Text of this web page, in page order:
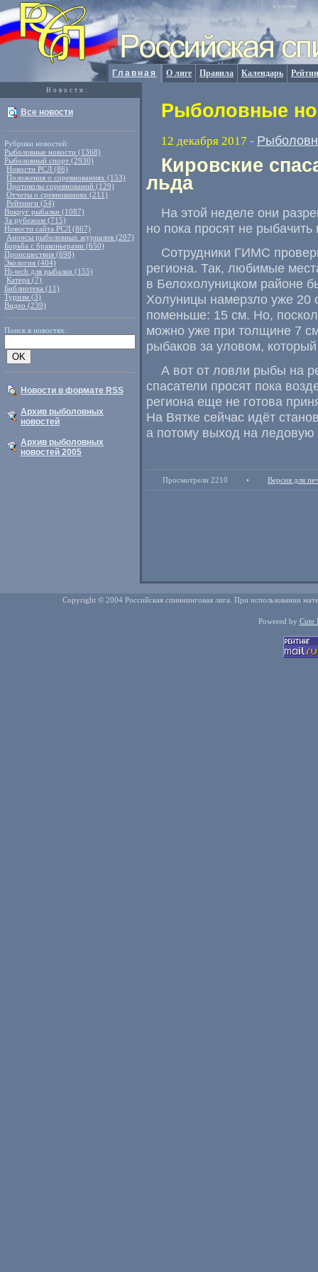
Главная О лиге Правила Календарь
Новости:
Все новости
Рубрики новостей:
Рыболовные новости (1368)
Рыболовный спорт (2930)
Новости РСЛ (86)
Положения о соревнованиях (153)
Протоколы соревнований (129)
Отчеты о сревнованиях (211)
Рейтинги (54)
Вокруг рыбалки (1087)
За рубежом (715)
Новости сайта РСЛ (867)
Анонсы рыболовных журналов (207)
Борьба с браконьерами (650)
Происшествия (698)
Экология (404)
Hi-tech для рыбалки (155)
Катера (7)
Библиотека (11)
Туризм (3)
Видео (239)
Поиск в новостях:
Новости в формате RSS
Архив рыболовных
новостей
Архив рыболовных
новостей 2005
Рыболовные
12 декабря 2017 -
Кировские
льда
На этой неделе они
но пока просят не рыбачить
Сотрудники ГИМС
региона. Так, любимые
в Белохолуницком районе
Холуницы намерзло уже 20
поменьше: 15 см. Но,
можно уже при толщине 7
рыбаков за уловом,
А вот от ловли рыбы на
спасатели просят пока
региона еще не готова
На Вятке сейчас идёт
а потому выход на ледовую
Просмотрели 2210 • Версия для
Copyright © 2004 Российская спиннинговая лига. При использовании
Powered by Cute